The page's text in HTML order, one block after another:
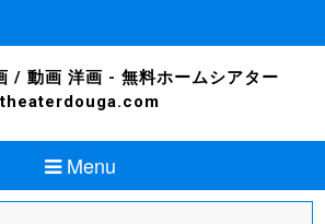
/ 動画 洋画 - 無料ホームシアター
theaterdouga.com
Menu